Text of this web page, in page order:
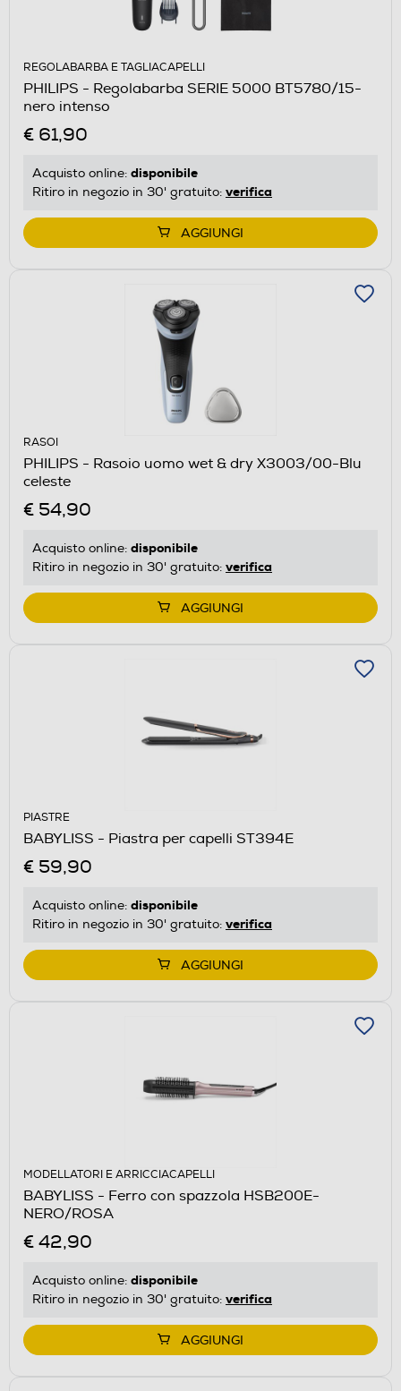
REGOLABARBA E TAGLIACAPELLI
PHILIPS - Regolabarba SERIE 5000 BT5780/15-
nero intenso
€ 61,90
Acquisto online: disponibile
Ritiro in negozio in 30' gratuito: verifica
AGGIUNGI
RASOI
PHILIPS - Rasoio uomo wet & dry X3003/00-Blu
celeste
€ 54,90
Acquisto online: disponibile
Ritiro in negozio in 30' gratuito: verifica
AGGIUNGI
PIASTRE
BABYLISS - Piastra per capelli ST394E
€ 59,90
Acquisto online: disponibile
Ritiro in negozio in 30' gratuito: verifica
AGGIUNGI
MODELLATORI E ARRICCIACAPELLI
BABYLISS - Ferro con spazzola HSB200E-
NERO/ROSA
€ 42,90
Acquisto online: disponibile
Ritiro in negozio in 30' gratuito: verifica
AGGIUNGI